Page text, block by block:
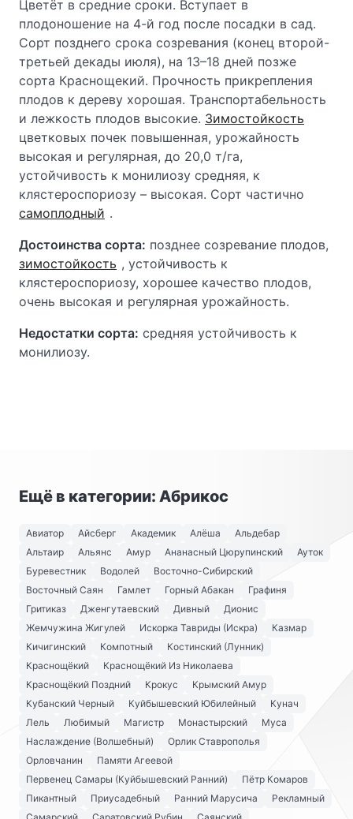
Цветёт в средние сроки. Вступает в
плодоношение на 4-й год после посадки в сад.
Сорт позднего срока созревания (конец второй-
третьей декады июля), на 13–18 дней позже
сорта Краснощекий. Прочность прикрепления
плодов к дереву хорошая. Транспортабельность
и лежкость плодов высокие. Зимостойкость
цветковых почек повышенная, урожайность
высокая и регулярная, до 20,0 т/га,
устойчивость к монилиозу средняя, к
клястероспориозу – высокая. Сорт частично
самоплодный .
Достоинства сорта: позднее созревание плодов,
зимостойкость , устойчивость к
клястероспориозу, хорошее качество плодов,
очень высокая и регулярная урожайность.
Недостатки сорта: средняя устойчивость к
монилиозу.
Ещё в категории: Абрикос
Авиатор Айсберг Академик Алёша
Альдебар
Альтаир
Альянс Амур Ананасный Цюрупинский
Ауток
Буревестник
Водолей
Восточно-Сибирский
Восточный Саян
Гамлет Горный Абакан
Графиня
Гритиказ
Дженгутаевский Дивный
Дионис
Жемчужина Жигулей
Искорка Тавриды (Искра)
Казмар
Кичигинский
Компотный
Костинский (Лунник)
Краснощёкий
Краснощёкий Из Николаева
Краснощёкий Поздний
Крокус
Крымский Амур
Кубанский Черный
Куйбышевский Юбилейный
Кунач
Лель
Любимый Магистр Монастырский
Муса
Наслаждение (Волшебный)
Орлик Ставрополья
Орловчанин
Памяти Агеевой
Первенец Самары (Куйбышевский Ранний)
Пётр Комаров
Пикантный
Приусадебный Ранний Марусича
Рекламный